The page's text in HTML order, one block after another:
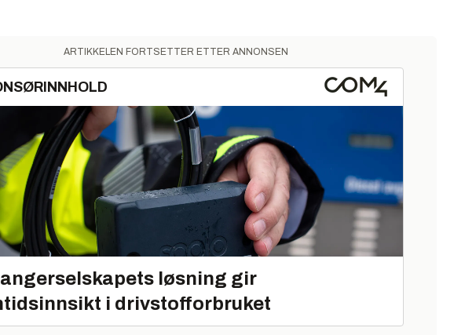
ARTIKKELEN FORTSETTER ETTER ANNONSEN
løsning gir
i drivstofforbruket